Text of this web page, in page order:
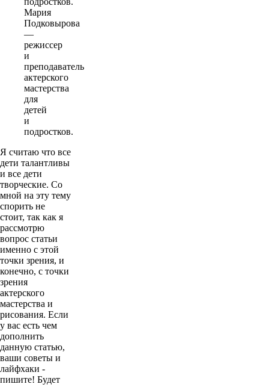
Мария
Подковырова
—
режиссер
и
преподаватель
актерского
мастерства
для
детей
и
подростков.
Я считаю что все
дети талантливы
и все дети
творческие. Со
мной на эту тему
спорить не
стоит, так как я
рассмотрю
вопрос статьи
именно с этой
точки зрения, и
конечно, с точки
зрения
актерского
мастерства и
рисования. Если
у вас есть чем
дополнить
данную статью,
ваши советы и
лайфхаки -
пишите! Будет